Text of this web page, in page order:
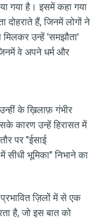
गया है। इसमें कहा गया
दोहराते हैं, जिनमें लोगों ने
मिलकर उन्हें 'समझौता'
वे अपने धर्म और
के ख़िलाफ़ गंभीर
कारण उन्हें हिरासत में
पर "ईसाई
भूमिका" निभाने का
ज़िलों में से एक
है, जो इस बात को